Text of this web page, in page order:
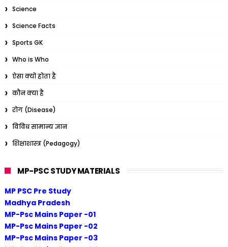
Science
Science Facts
Sports GK
Who is Who
ऐसा क्यों होता है
कौन क्या है
रोग (Disease)
विविध सामान्य ज्ञान
शिक्षाशास्त्र (Pedagogy)
MP-PSC STUDY MATERIALS
MP PSC Pre Study
Madhya Pradesh
MP-Psc Mains Paper -01
MP-Psc Mains Paper -02
MP-Psc Mains Paper -03